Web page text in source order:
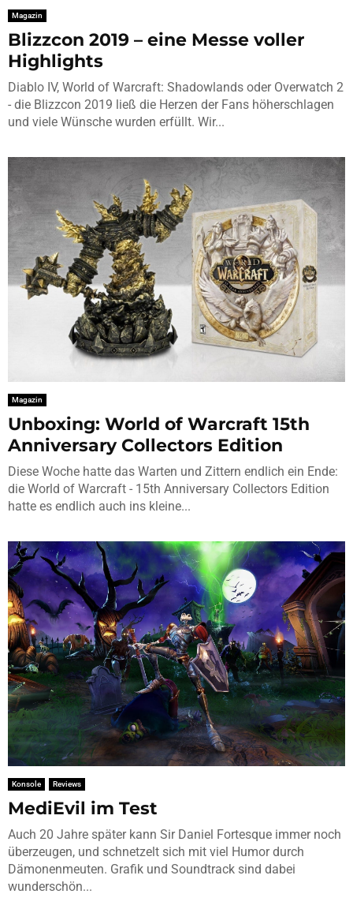
Magazin
Blizzcon 2019 – eine Messe voller
Highlights
Diablo IV, World of Warcraft: Shadowlands oder Overwatch 2
- die Blizzcon 2019 ließ die Herzen der Fans höherschlagen
und viele Wünsche wurden erfüllt. Wir...
Magazin
Unboxing: World of Warcraft 15th
Anniversary Collectors Edition
Diese Woche hatte das Warten und Zittern endlich ein Ende:
die World of Warcraft - 15th Anniversary Collectors Edition
hatte es endlich auch ins kleine...
Konsole Reviews
MediEvil im Test
Auch 20 Jahre später kann Sir Daniel Fortesque immer noch
überzeugen, und schnetzelt sich mit viel Humor durch
Dämonenmeuten. Grafik und Soundtrack sind dabei
wunderschön...